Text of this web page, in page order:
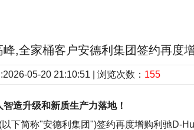
,全家桶客户安德利集团签约再度
05-20 21:10:51 | 浏览次数： 155
造升级和新质生产力落地！
简称"安德利集团")签约再度增购利驰D-